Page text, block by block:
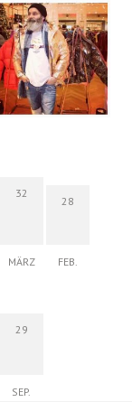
32
MÄRZ
28
FEB.
29
SEP.